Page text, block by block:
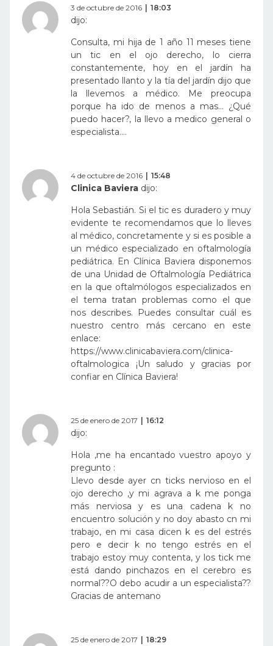
3 de octubre de 2016 18:03
dijo:
Consulta, mi hija de 1 año 11 meses tiene
un tic en el ojo derecho, lo cierra
constantemente, hoy en el jardín ha
presentado llanto y la tía del jardín dijo que
la llevemos a médico. Me preocupa
porque ha ido de menos a mas… ¿Qué
puedo hacer?, la llevo a medico general o
especialista….
4 de octubre de 2016 15:48
Clinica Baviera dijo:
Hola Sebastián. Si el tic es duradero y muy
evidente te recomendamos que lo lleves
al médico, concretamente y si es posible a
un médico especializado en oftalmología
pediátrica. En Clínica Baviera disponemos
de una Unidad de Oftalmología Pediátrica
en la que oftalmólogos especializados en
el tema tratan problemas como el que
nos describes. Puedes consultar cuál es
nuestro centro más cercano en este
enlace:
https://www.clinicabaviera.com/clinica-
oftalmologica ¡Un saludo y gracias por
confiar en Clínica Baviera!
25 de enero de 2017 16:12
dijo:
Hola ,me ha encantado vuestro apoyo y
pregunto :
Llevo desde ayer cn ticks nervioso en el
ojo derecho ,y mi agrava a k me ponga
más nerviosa y es una cadena k no
encuentro solución y no doy abasto cn mi
trabajo, en mi casa dicen k es del estrés
pero e decir k no tengo estrés en el
trabajo estoy muy contenta, y los tick me
está dando pinchazos en el cerebro es
normal??O debo acudir a un especialista??
Gracias de antemano
25 de enero de 2017 18:29